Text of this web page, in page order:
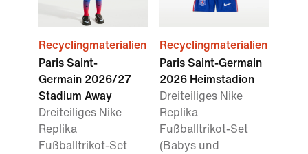
Recyclingmaterialien
Paris Saint-
Germain 2026/27
Stadium Away
Dreiteiliges Nike
Replika
Fußballtrikot-Set
Recyclingmaterialien
Paris Saint-Germain
2026 Heimstadion
Dreiteiliges Nike
Replika
Fußballtrikot-Set
(Babys und